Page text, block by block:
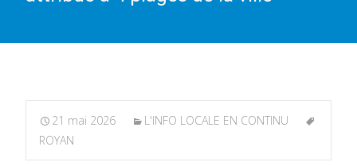
21 mai 2026
L'INFO LOCALE EN CONTINU
ROYAN